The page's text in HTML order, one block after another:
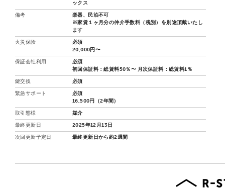
ックス
備考
楽器、民泊不可
※家賃１ヶ月分の仲介手数料（税別）を別途頂戴いたし
ます
火災保険
必須
20,000円〜
保証会社利用
必須
初回保証料：総賃料50％〜 月次保証料：総賃料1％
鍵交換 必須
緊急サポート
必須
16,500円（2年間）
取引態様 媒介
最終更新日 2025年12月13日
次回更新予定日 最終更新日から約2週間